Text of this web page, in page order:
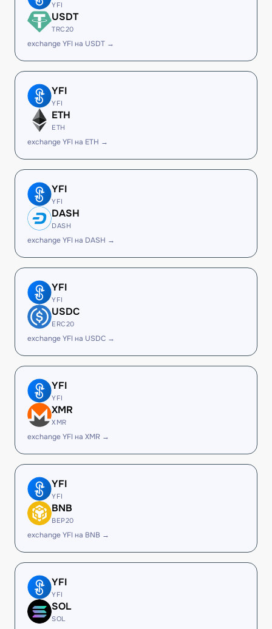
YFI
USDT
TRC20
exchange YFI на USDT →
YFI
YFI
ETH
ETH
exchange YFI на ETH →
YFI
YFI
DASH
DASH
exchange YFI на DASH →
YFI
YFI
USDC
ERC20
exchange YFI на USDC →
YFI
YFI
XMR
XMR
exchange YFI на XMR →
YFI
YFI
BNB
BEP20
exchange YFI на BNB →
YFI
YFI
SOL
SOL